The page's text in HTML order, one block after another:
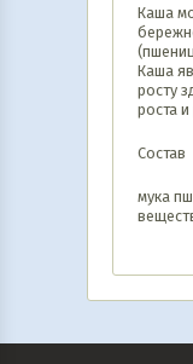
Каша
Каша
росту
роста и
Состав
мука